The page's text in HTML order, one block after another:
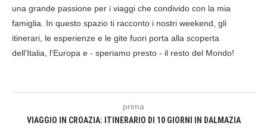
una grande passione per i viaggi che condivido con la mia
famiglia. In questo spazio ti racconto i nostri weekend, gli
itinerari, le esperienze e le gite fuori porta alla scoperta
dell'Italia, l'Europa e - speriamo presto - il resto del Mondo!
prima
VIAGGIO IN CROAZIA: ITINERARIO DI 10 GIORNI IN DALMAZIA